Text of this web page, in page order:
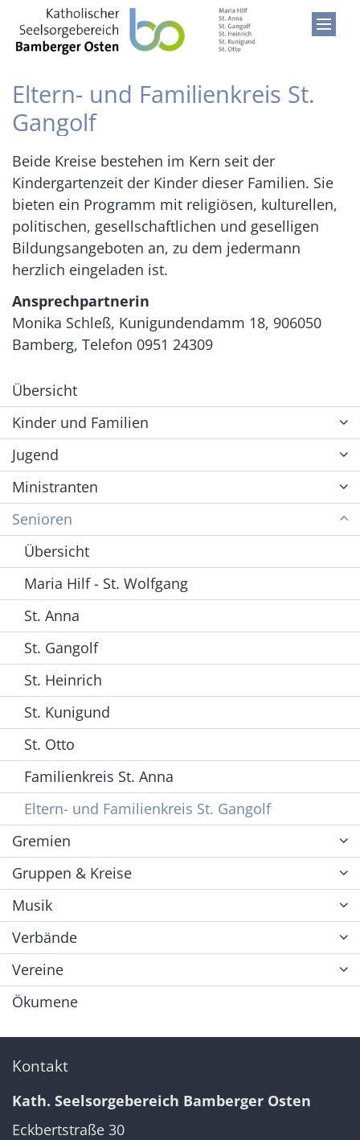
Zum Inhalt springen
Eltern- und Familienkreis St.
Gangolf
Beide Kreise bestehen im Kern seit der
Kindergartenzeit der Kinder dieser Familien. Sie
bieten ein Programm mit religiösen, kulturellen,
politischen, gesellschaftlichen und geselligen
Bildungsangeboten an, zu dem jedermann
herzlich eingeladen ist.
Ansprechpartnerin
Monika Schleß, Kunigundendamm 18, 906050
Bamberg, Telefon 0951 24309
Übersicht
Kinder und Familien
Jugend
Ministranten
Senioren
Übersicht
Maria Hilf - St. Wolfgang
St. Anna
St. Gangolf
St. Heinrich
St. Kunigund
St. Otto
Familienkreis St. Anna
Eltern- und Familienkreis St. Gangolf
Gremien
Gruppen & Kreise
Musik
Verbände
Vereine
Ökumene
Kontakt
Kath. Seelsorgebereich Bamberger Osten
Eckbertstraße 30